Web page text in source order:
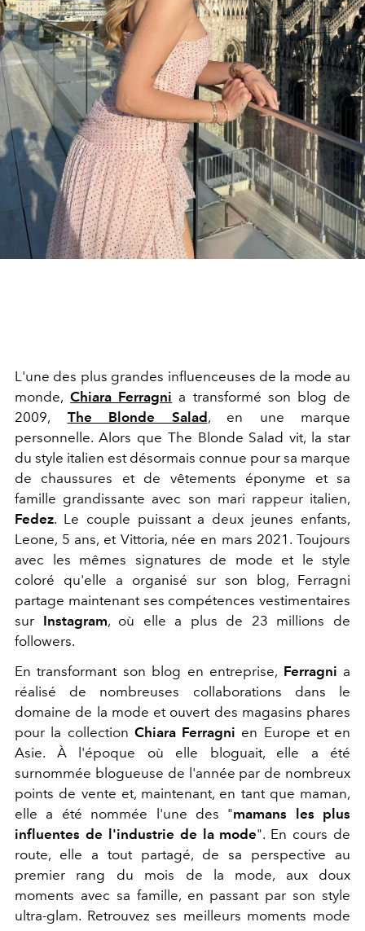
L'une des plus grandes influenceuses de la mode au
monde, Chiara Ferragni a transformé son blog de
2009,
The Blonde Salad, en une marque
personnelle. Alors que The Blonde Salad vit, la star
du style italien est désormais connue pour sa marque
de chaussures et de vêtements éponyme et sa
famille grandissante avec son mari rappeur italien,
Fedez. Le couple puissant a deux jeunes enfants,
Leone, 5 ans, et Vittoria, née en mars 2021. Toujours
avec les mêmes signatures de mode et le style
coloré qu'elle a organisé sur son blog, Ferragni
partage maintenant ses compétences vestimentaires
sur Instagram, où elle a plus de 23 millions de
followers.
En transformant son blog en entreprise, Ferragni a
réalisé de nombreuses collaborations dans le
domaine de la mode et ouvert des magasins phares
pour la collection Chiara Ferragni en Europe et en
Asie. À l'époque où elle bloguait, elle a été
surnommée blogueuse de l'année par de nombreux
points de vente et, maintenant, en tant que maman,
elle a été nommée l'une des "mamans les plus
influentes de l'industrie de la mode". En cours de
route, elle a tout partagé, de sa perspective au
premier rang du mois de la mode, aux doux
moments avec sa famille, en passant par son style
ultra-glam. Retrouvez ses meilleurs moments mode